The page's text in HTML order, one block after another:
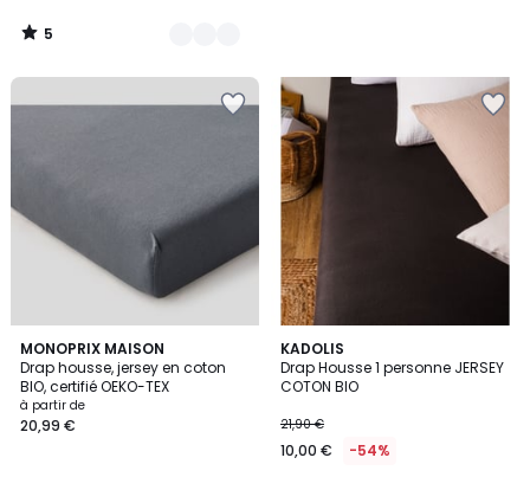
5
/
MONOPRIX MAISON
Drap housse, jersey en coton
BIO, certifié OEKO-TEX
à partir de
20,99 €
KADOLIS
Drap Housse 1 personne JERSEY
COTON BIO
21,90 €
10,00 € -54%
4
/
5